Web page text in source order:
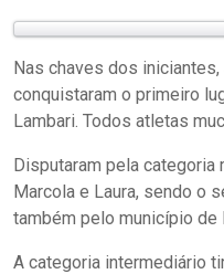
Nas chaves dos
conquistaram o primeiro
Lambari. Todos atletas
Disputaram pela
Marcola e Laura, sendo o
também pelo município de
A categoria intermediário